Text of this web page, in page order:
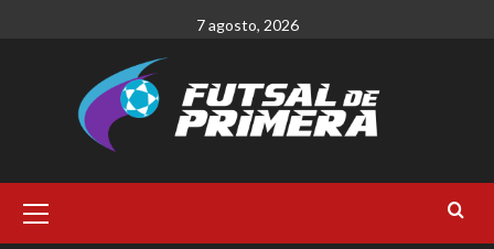
7 agosto, 2026
Menu